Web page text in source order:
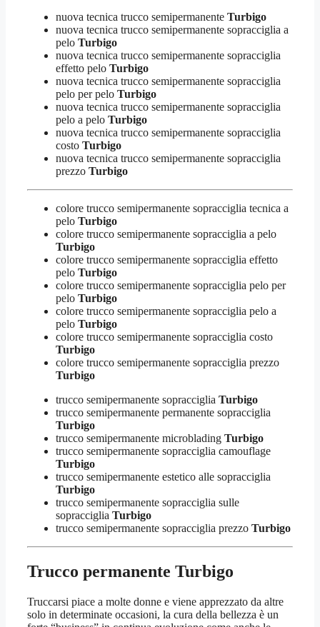
nuova tecnica trucco semipermanente Turbigo
nuova tecnica trucco semipermanente sopracciglia a
pelo Turbigo
nuova tecnica trucco semipermanente sopracciglia
effetto pelo Turbigo
nuova tecnica trucco semipermanente sopracciglia
pelo per pelo Turbigo
nuova tecnica trucco semipermanente sopracciglia
pelo a pelo Turbigo
nuova tecnica trucco semipermanente sopracciglia
costo Turbigo
nuova tecnica trucco semipermanente sopracciglia
prezzo Turbigo
colore trucco semipermanente sopracciglia tecnica a
pelo Turbigo
colore trucco semipermanente sopracciglia a pelo
Turbigo
colore trucco semipermanente sopracciglia effetto
pelo Turbigo
colore trucco semipermanente sopracciglia pelo per
pelo Turbigo
colore trucco semipermanente sopracciglia pelo a
pelo Turbigo
colore trucco semipermanente sopracciglia costo
Turbigo
colore trucco semipermanente sopracciglia prezzo
Turbigo
trucco semipermanente sopracciglia Turbigo
trucco semipermanente permanente sopracciglia
Turbigo
trucco semipermanente microblading Turbigo
trucco semipermanente sopracciglia camouflage
Turbigo
trucco semipermanente estetico alle sopracciglia
Turbigo
trucco semipermanente sopracciglia sulle
sopracciglia Turbigo
trucco semipermanente sopracciglia prezzo Turbigo
Trucco permanente Turbigo
Truccarsi piace a molte donne e viene apprezzato da altre
solo in determinate occasioni, la cura della bellezza è un